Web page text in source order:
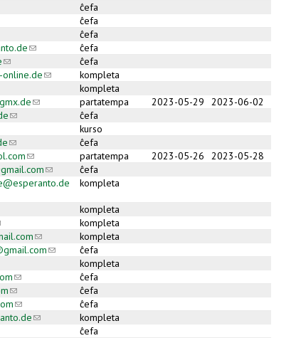
ĉefa
ĉefa
ĉefa
(link sends e-mail)
ĉefa
(link sends e-mail) ĉefa
(link sends e-mail)
kompleta
sends e-mail)
kompleta
(link sends e-mail)
partatempa 2023-05-29
2023-06-02
(link sends e-mail)ĉefa
kurso
(link sends e-mail)ĉefa
(link sends e-mail)partatempa 2023-05-26
2023-05-28
(link sends e-mail)
ĉefa
kompleta
kompleta
sends e-mail)
kompleta
(link sends e-mail)
kompleta
(link sends e-mail)
ĉefa
kompleta
(link sends e-mail)
ĉefa
(link sends e-mail)ĉefa
(link sends e-mail)
ĉefa
(link sends e-mail)
kompleta
ĉefa